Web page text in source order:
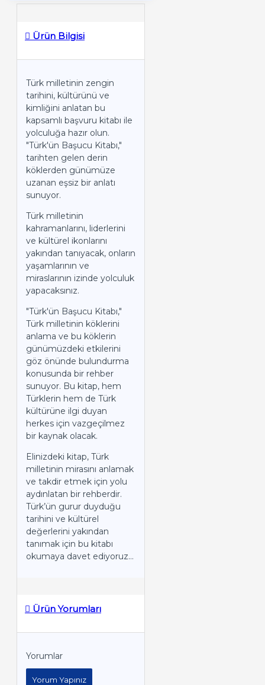
Ürün Bilgisi
Türk milletinin zengin
tarihini, kültürünü ve
kimliğini anlatan bu
kapsamlı başvuru kitabı ile
yolculuğa hazır olun.
"Türk'ün Başucu Kitabı,"
tarihten gelen derin
köklerden günümüze
uzanan eşsiz bir anlatı
sunuyor.
Türk milletinin
kahramanlarını, liderlerini
ve kültürel ikonlarını
yakından tanıyacak, onların
yaşamlarının ve
miraslarının izinde yolculuk
yapacaksınız.
"Türk'ün Başucu Kitabı,"
Türk milletinin köklerini
anlama ve bu köklerin
günümüzdeki etkilerini
göz önünde bulundurma
konusunda bir rehber
sunuyor. Bu kitap, hem
Türklerin hem de Türk
kültürüne ilgi duyan
herkes için vazgeçilmez
bir kaynak olacak.
Elinizdeki kitap, Türk
milletinin mirasını anlamak
ve takdir etmek için yolu
aydınlatan bir rehberdir.
Türk’ün gurur duyduğu
tarihini ve kültürel
değerlerini yakından
tanımak için bu kitabı
okumaya davet ediyoruz...
Ürün Yorumları
Yorumlar
Yorum Yapınız